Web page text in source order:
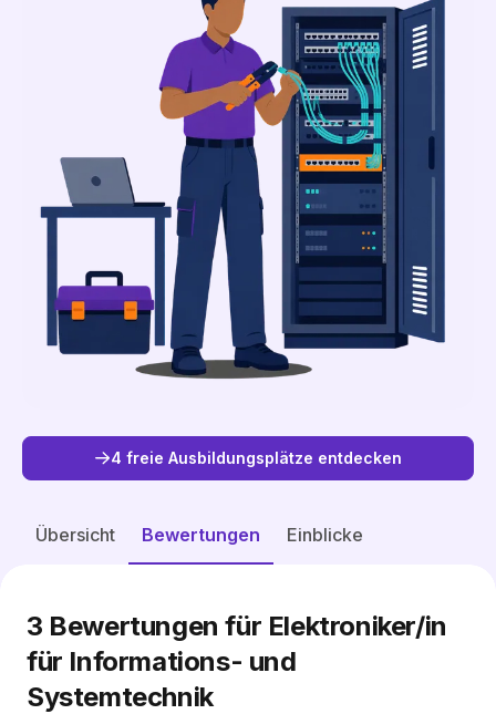
4 freie Ausbildungsplätze entdecken
Übersicht Bewertungen Einblicke
Freie Plätze entdecken
3 Bewertungen für Elektroniker/in
für Informations- und
Systemtechnik